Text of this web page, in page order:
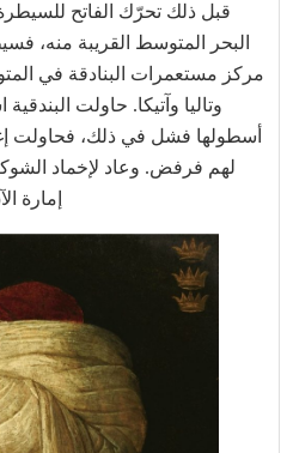
قبل ذلك تحرّك الفاتح
البحر المتوسط القريبة منه،
مركز مستعمرات البنادقة في
وتاليا وآتيكا. حاولت
أسطولها فشل في ذلك، فحاولت
لهم فرفض. وعاد لإخماد
إمارة